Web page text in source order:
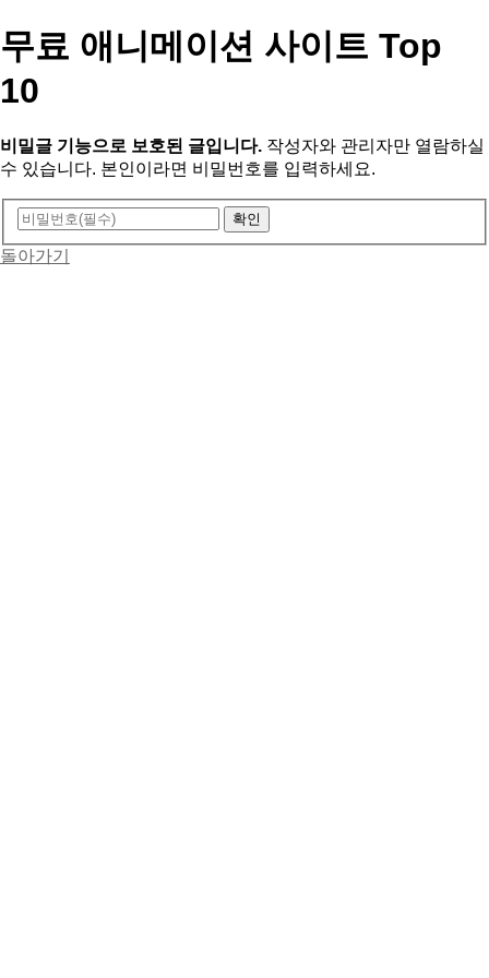
무료 애니메이션 사이트 Top
10
비밀글 기능으로 보호된 글입니다. 작성자와 관리자만 열람하실
수 있습니다. 본인이라면 비밀번호를 입력하세요.
돌아가기